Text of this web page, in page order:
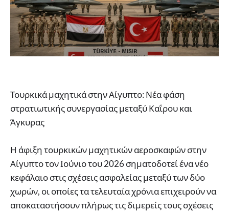
Τουρκικά μαχητικά στην Αίγυπτο: Νέα φάση
στρατιωτικής συνεργασίας μεταξύ Καΐρου και
Άγκυρας
Η άφιξη τουρκικών μαχητικών αεροσκαφών στην
Αίγυπτο τον Ιούνιο του 2026 σηματοδοτεί ένα νέο
κεφάλαιο στις σχέσεις ασφαλείας μεταξύ των δύο
χωρών, οι οποίες τα τελευταία χρόνια επιχειρούν να
αποκαταστήσουν πλήρως τις διμερείς τους σχέσεις